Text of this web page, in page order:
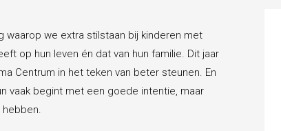
waarop we extra stilstaan bij kinderen met
op hun leven én dat van hun familie. Dit jaar
Centrum in het teken van beter steunen. En
vaak begint met een goede intentie, maar